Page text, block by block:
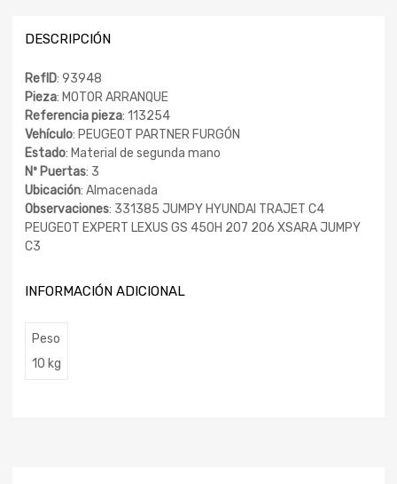
DESCRIPCIÓN
RefID: 93948
Pieza: MOTOR ARRANQUE
Referencia pieza: 113254
Vehículo: PEUGEOT PARTNER FURGÓN
Estado: Material de segunda mano
Nº Puertas: 3
Ubicación: Almacenada
Observaciones: 331385 JUMPY HYUNDAI TRAJET C4
PEUGEOT EXPERT LEXUS GS 450H 207 206 XSARA JUMPY
C3
INFORMACIÓN ADICIONAL
Peso
10 kg